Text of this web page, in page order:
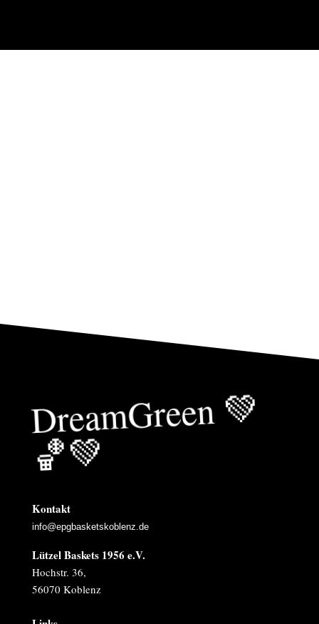
Drea
mGreen
💚
🏀
💚
Kontakt
info@epgbasketskoblenz.de
Lützel Baskets 1956 e.V.
Hochstr. 36,
56070 Koblenz